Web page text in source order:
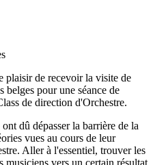
plaisir de recevoir la visite de
belges pour une séance de
de direction d'Orchestre.
dû dépasser la barrière de la
vues au cours de leur
Aller à l'essentiel, trouver les
musiciens vers un certain résultat